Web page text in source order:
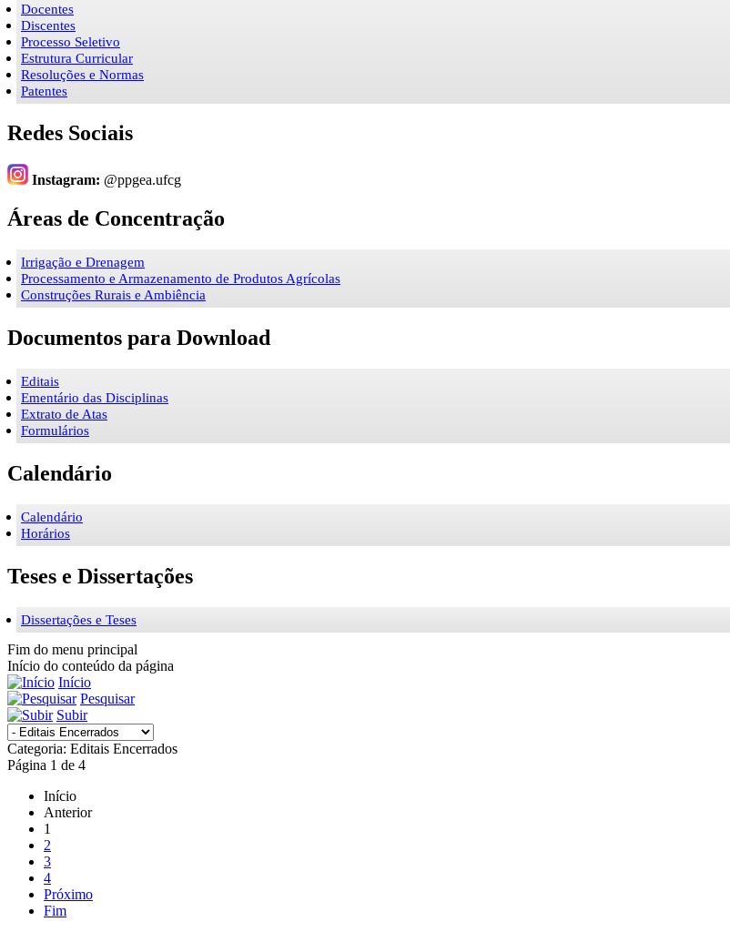
Docentes
Discentes
Processo Seletivo
Estrutura Curricular
Resoluções e Normas
Patentes
Redes Sociais
Instagram: @ppgea.ufcg
Áreas de Concentração
Irrigação e Drenagem
Processamento e Armazenamento de Produtos Agrícolas
Construções Rurais e Ambiência
Documentos para Download
Editais
Ementário das Disciplinas
Extrato de Atas
Formulários
Calendário
Calendário
Horários
Teses e Dissertações
Dissertações e Teses
Fim do menu principal
Início do conteúdo da página
Início
Pesquisar
Subir
Categoria: Editais Encerrados
Página 1 de 4
Início
Anterior
1
2
3
4
Próximo
Fim